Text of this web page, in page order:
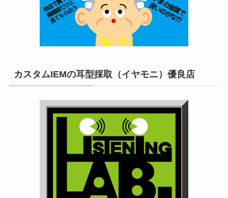
カスタムIEMの耳型採取（イヤモニ）優良店